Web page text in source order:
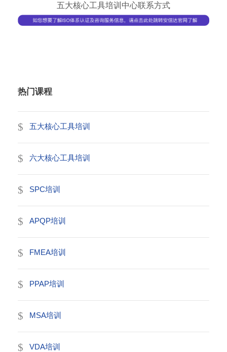
五大核心工具培训中心联系方式
热门课程
五大核心工具培训
六大核心工具培训
SPC培训
APQP培训
FMEA培训
PPAP培训
MSA培训
VDA培训